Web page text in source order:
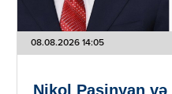
08.08.2026 14:05
Nikol Paşinyan